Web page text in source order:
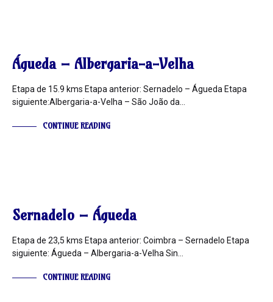
Águeda – Albergaria-a-Velha
Etapa de 15.9 kms Etapa anterior: Sernadelo – Águeda Etapa
siguiente:Albergaria-a-Velha – São João da…
CONTINUE READING
Sernadelo – Águeda
Etapa de 23,5 kms Etapa anterior: Coimbra – Sernadelo Etapa
siguiente: Águeda – Albergaria-a-Velha Sin…
CONTINUE READING